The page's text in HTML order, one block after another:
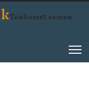
Toekomst samen